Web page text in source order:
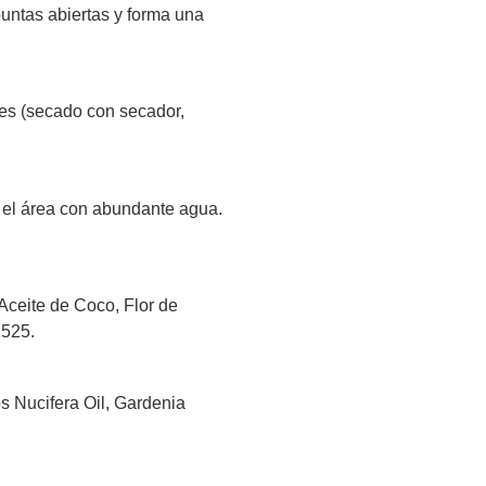
abiertas y forma una
(secado con secador,
área con abundante agua.
de Coco, Flor de
Nucifera Oil, Gardenia